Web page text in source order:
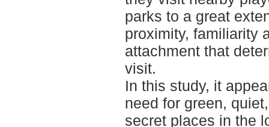
parks to a great
proximity, familiarity
attachment that
visit.
In this study, it
need for green,
secret places in the